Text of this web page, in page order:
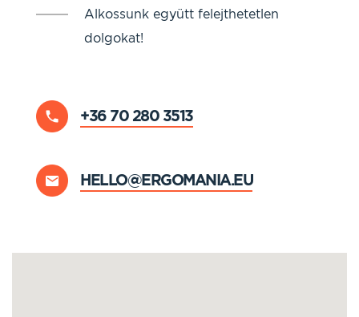
Alkossunk együtt felejthetetlen
dolgokat!
+36 70 280 3513
HELLO@ERGOMANIA.EU